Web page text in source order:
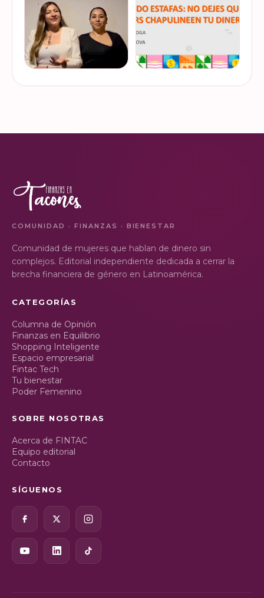
de tus finanzas en la serie
de "Mu…
VER EN
INSTAGRAM
ahorro o aguinaldo, es un
dinero…
VER EN
INSTAGRAM
de la Semana Nacional de
que los hackers
COMUNIDAD · FINANZAS · BIENESTAR
Comunidad de mujeres que hablan de dinero sin
complejos. Editorial independiente dedicada a cerrar la
brecha financiera de género en Latinoamérica.
CATEGORÍAS
Columna de Opinión
Finanzas en Equilibrio
Shopping Inteligente
Espacio empresarial
Fintac Tech
Tu bienestar
Poder Femenino
SOBRE NOSOTRAS
Acerca de FINTAC
Equipo editorial
Contacto
SÍGUENOS